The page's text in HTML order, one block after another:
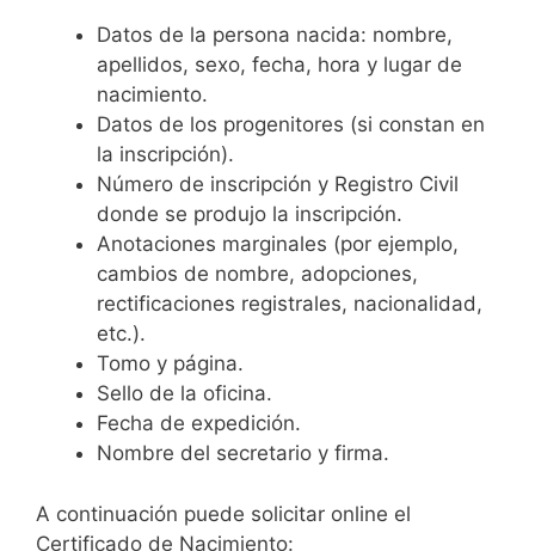
Datos de la persona nacida: nombre,
apellidos, sexo, fecha, hora y lugar de
nacimiento.
Datos de los progenitores (si constan en
la inscripción).
Número de inscripción y Registro Civil
donde se produjo la inscripción.
Anotaciones marginales (por ejemplo,
cambios de nombre, adopciones,
rectificaciones registrales, nacionalidad,
etc.).
Tomo y página.
Sello de la oficina.
Fecha de expedición.
Nombre del secretario y firma.
A continuación puede solicitar online el
Certificado de Nacimiento: